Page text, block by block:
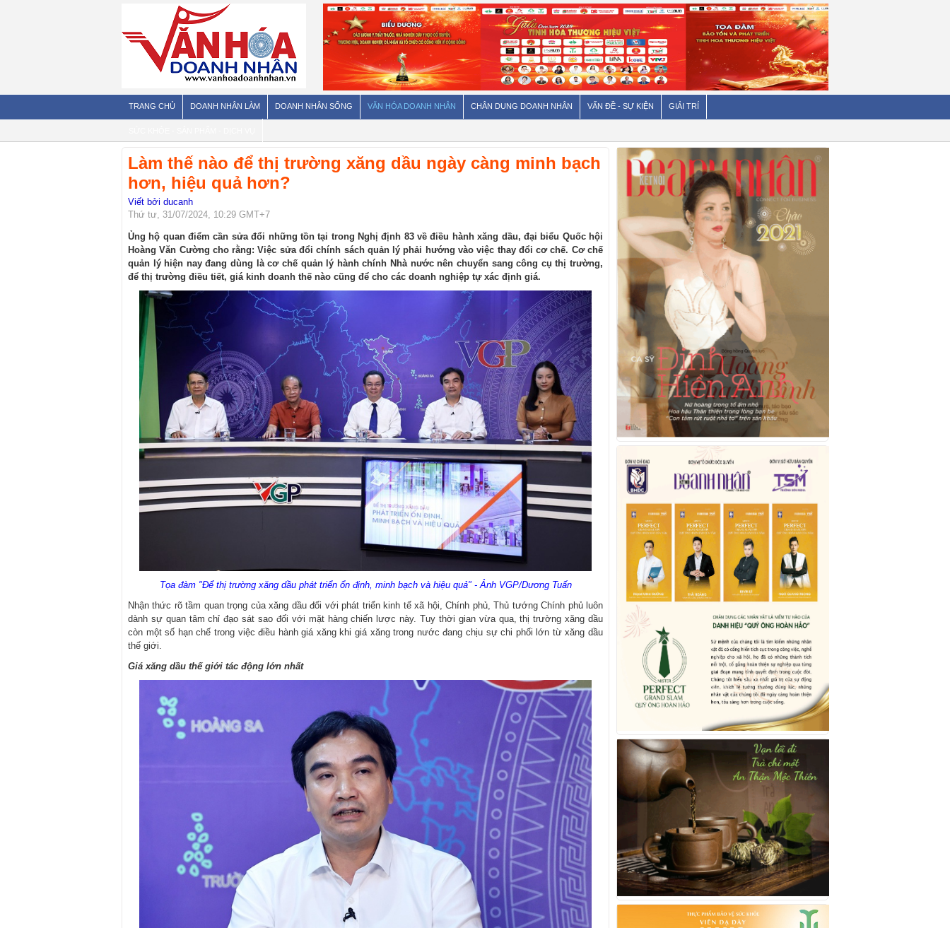
TRANG CHỦ DOANH NHÂN LÀM DOANH NHÂN SỐNG VĂN HÓA DOANH NHÂN CHÂN DUNG DOANH NHÂN VẤN ĐỀ - SỰ KIỆN GIẢI TRÍ
Làm thế nào để thị trường xăng dầu ngày càng minh bạch
hơn, hiệu quả hơn?
Viết bởi ducanh
Thứ tư, 31/07/2024, 10:29 GMT+7
Ủng hộ quan điểm cần sửa đổi những tồn tại trong Nghị định 83 về điều hành xăng dầu, đại biểu Quốc hội
Hoàng Văn Cường cho rằng: Việc sửa đổi chính sách quản lý phải hướng vào việc thay đổi cơ chế. Cơ chế
quản lý hiện nay đang dùng là cơ chế quản lý hành chính Nhà nước nên chuyển sang công cụ thị trường,
để thị trường điều tiết, giá kinh doanh thế nào cũng để cho các doanh nghiệp tự xác định giá.
Tọa đàm "Để thị trường xăng dầu phát triển ổn định, minh bạch và hiệu quả" - Ảnh VGP/Dương Tuấn
Nhận thức rõ tầm quan trọng của xăng dầu đối với phát triển kinh tế xã hội, Chính phủ, Thủ tướng Chính phủ luôn
dành sự quan tâm chỉ đạo sát sao đối với mặt hàng chiến lược này. Tuy thời gian vừa qua, thị trường xăng dầu
còn một số hạn chế trong việc điều hành giá xăng khi giá xăng trong nước đang chịu sự chi phối lớn từ xăng dầu
thế giới.
Giá xăng dầu thế giới tác động lớn nhất